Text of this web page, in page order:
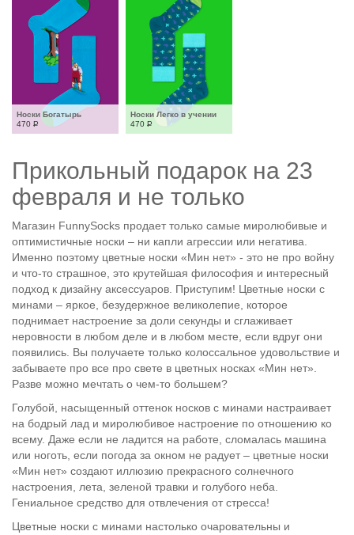
Носки Богатырь
470 Р
Носки Легко в учении
470 Р
Прикольный подарок на 23
февраля и не только
Магазин FunnySocks продает только самые миролюбивые и
оптимистичные носки – ни капли агрессии или негатива.
Именно поэтому цветные носки «Мин нет» - это не про войну
и что-то страшное, это крутейшая философия и интересный
подход к дизайну аксессуаров. Приступим! Цветные носки с
минами – яркое, безудержное великолепие, которое
поднимает настроение за доли секунды и сглаживает
неровности в любом деле и в любом месте, если вдруг они
появились. Вы получаете только колоссальное удовольствие и
забываете про все про свете в цветных носках «Мин нет».
Разве можно мечтать о чем-то большем?
Голубой, насыщенный оттенок носков с минами настраивает
на бодрый лад и миролюбивое настроение по отношению ко
всему. Даже если не ладится на работе, сломалась машина
или ноготь, если погода за окном не радует – цветные носки
«Мин нет» создают иллюзию прекрасного солнечного
настроения, лета, зеленой травки и голубого неба.
Гениальное средство для отвлечения от стресса!
Цветные носки с минами настолько очаровательны и